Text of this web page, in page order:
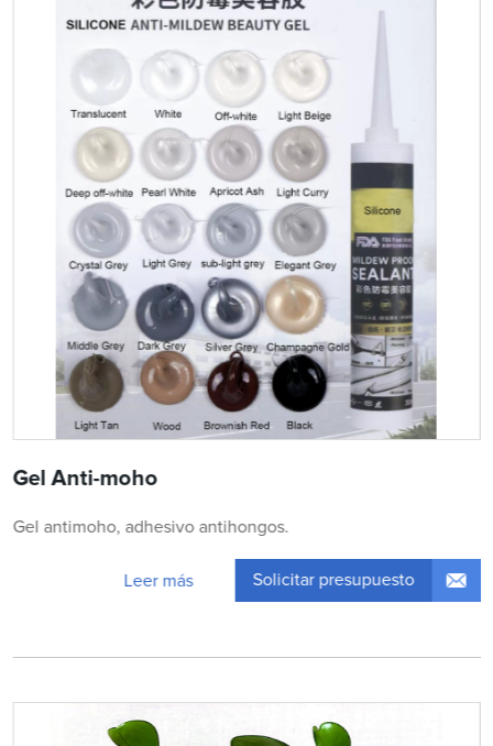
Gel Anti-moho
Gel antimoho, adhesivo antihongos.
Leer más Solicitar presupuesto